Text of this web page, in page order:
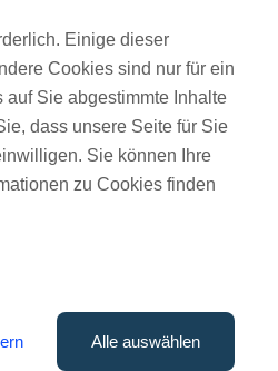
du Bilder
und
die
regelmäßig
Einige dieser
Cookies sind nur für ein
auf Sie abgestimmte Inhalte
dass unsere Seite für Sie
Sie können Ihre
zu Cookies finden
Alle auswählen